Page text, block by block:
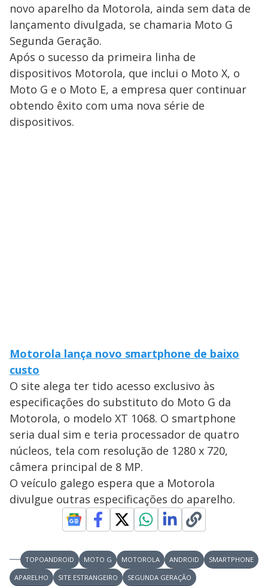
novo aparelho da Motorola, ainda sem data de
lançamento divulgada, se chamaria Moto G
Segunda Geração.
Após o sucesso da primeira linha de
dispositivos Motorola, que inclui o Moto X, o
Moto G e o Moto E, a empresa quer continuar
obtendo êxito com uma nova série de
dispositivos.
Motorola lança novo smartphone de baixo
custo
O site alega ter tido acesso exclusivo às
especificações do substituto do Moto G da
Motorola, o modelo XT 1068. O smartphone
seria dual sim e teria processador de quatro
núcleos, tela com resolução de 1280 x 720,
câmera principal de 8 MP.
O veículo galego espera que a Motorola
divulgue outras especificações do aparelho.
TOPOANDROID MOTO G MOTOROLA ANDROID
SMARTPHONE
APARELHO
SITE ESTRANGEIRO SEGUNDA GERAÇÃO